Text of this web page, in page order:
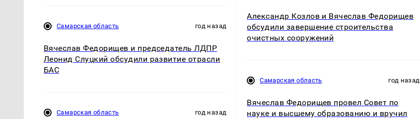
Самарская область год назад
Вячеслав Федорищев и председатель ЛДПР
Леонид Слуцкий обсудили развитие отрасли
БАС
Самарская область год назад
Александр Козлов и Вячеслав Федорищев
обсудили завершение строительства
очистных сооружений
Самарская область год назад
Вячеслав Федорищев провел Совет по
науке и высшему образованию и вручил